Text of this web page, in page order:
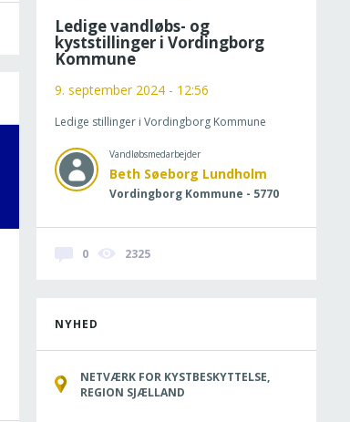
Ledige vandløbs- og
kyststillinger i Vordingborg
Kommune
9. september 2024 - 12:56
Ledige stillinger i Vordingborg Kommune
Vandløbsmedarbejder
Beth Søeborg Lundholm
Vordingborg Kommune - 5770
0 2325
NYHED
NETVÆRK FOR KYSTBESKYTTELSE,
REGION SJÆLLAND